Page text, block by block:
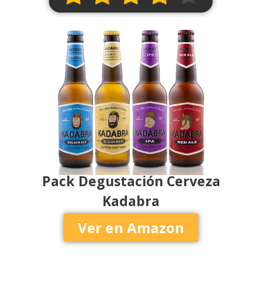
Pack Degustación Cerveza
Kadabra
Ver en Amazon